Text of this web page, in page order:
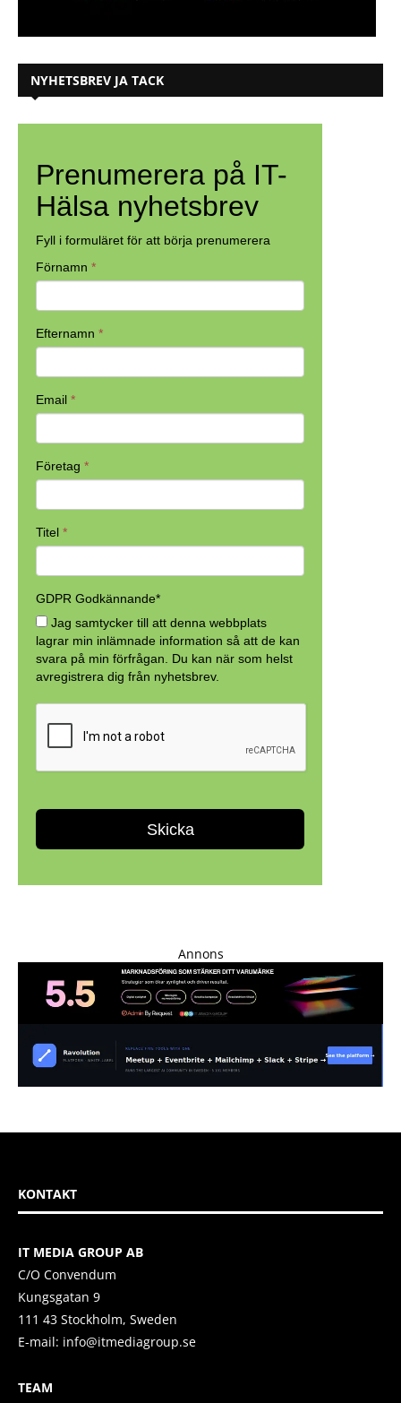
NYHETSBREV JA TACK
Annons
KONTAKT
IT MEDIA GROUP AB
C/O Convendum
Kungsgatan 9
111 43 Stockholm, Sweden
E-mail: info@itmediagroup.se
TEAM